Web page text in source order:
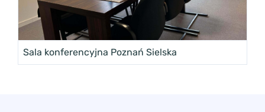
Sala konferencyjna Poznań Sielska